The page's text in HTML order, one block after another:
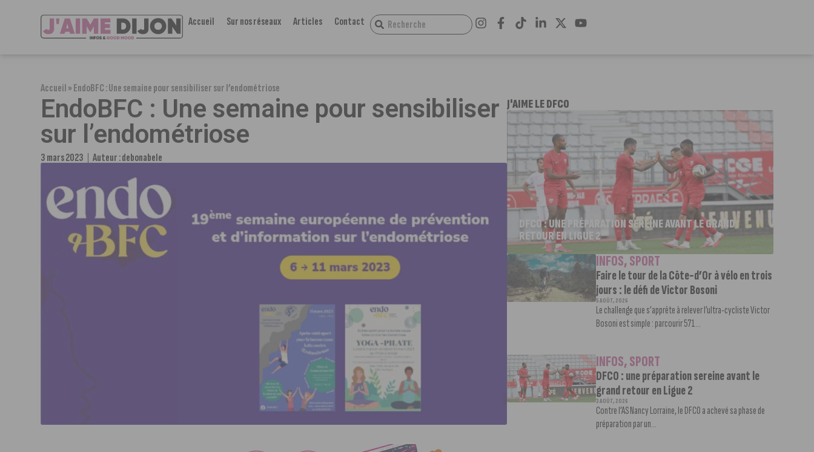
Accueil Sur nos réseaux Articles Contact
Accueil»EndoBFC : Une semaine pour sensibiliser sur l’endométriose
EndoBFC : Une semaine pour sensibiliser
sur l’endométriose
3 mars 2023 Auteur :debonabele
J'AIME LE DFCO
DFCO : UNE PRÉPARATION SEREINE AVANT LE GRAND
RETOUR EN LIGUE 2
INFOS,SPORT
Faire le tour de la Côte-d’Or à vélo en trois
jours : le défi de Victor Bosoni
5 AOÛT, 2026
Le challenge que s’apprête à relever l’ultra-cycliste Victor
Bosoni est simple : parcourir 571...
INFOS,SPORT
DFCO : une préparation sereine avant le
grand retour en Ligue 2
3 AOÛT, 2026
Contre l’AS Nancy Lorraine, le DFCO a achevé sa phase de
préparation par un...